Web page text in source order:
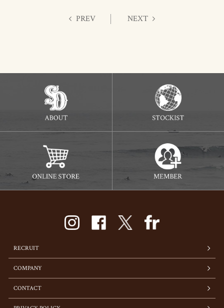
PREV NEXT
RECRUIT
COMPANY
CONTACT